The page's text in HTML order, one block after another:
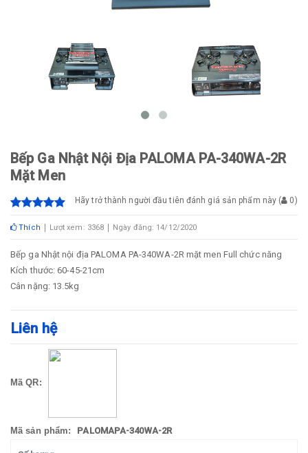
Bếp Ga Nhật Nội Địa PALOMA PA-340WA-2R
Mặt Men
Hãy trở thành người đầu tiên đánh giá sản phẩm này ( 0)
Thích Lượt xem: 3368 Ngày đăng: 14/12/2020
Bếp ga Nhật nội địa PALOMA PA-340WA-2R mặt men Full chức năng
Kích thước: 60-45-21cm
Cân nặng: 13.5kg
Liên hệ
Mã QR:
Mã sản phẩm: PALOMAPA-340WA-2R